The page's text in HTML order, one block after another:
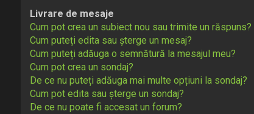
Livrare de mesaje
Cum pot crea un subiect nou sau trimite un răspuns?
Cum puteți edita sau șterge un mesaj?
Cum puteți adăuga o semnătură la mesajul meu?
Cum pot crea un sondaj?
De ce nu puteți adăuga mai multe opțiuni la sondaj?
Cum pot edita sau șterge un sondaj?
De ce nu poate fi accesat un forum?